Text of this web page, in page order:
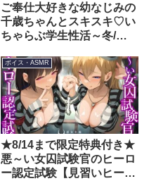
ご奉仕大好きな幼なじみの
千歳ちゃんとスキスキ♡い
ちゃらぶ学生性活～冬/こ
[RJ01523809][うこんちゃ
ん☆かんぱにぃ]
ボイス・ASMR
★8/14まで限定特典付き★
悪～い女囚試験官のヒーロ
ー認定試験【見習いヒーロ